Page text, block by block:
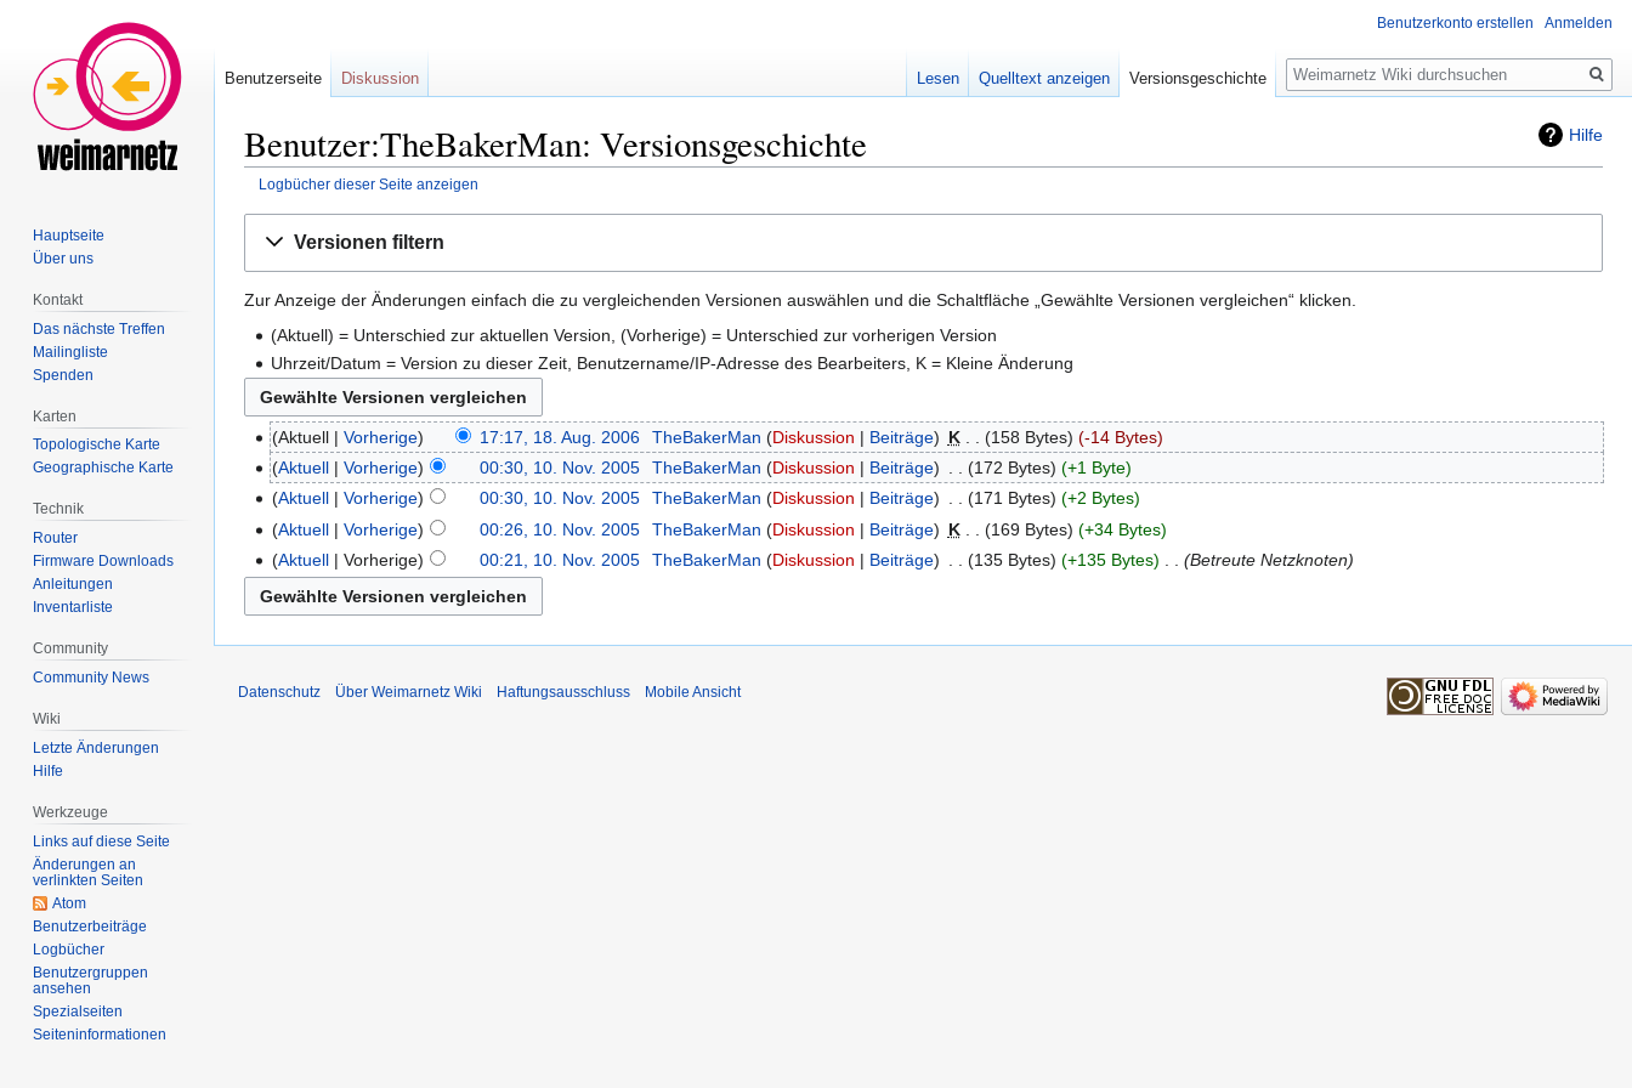
Hilfe
Benutzer:TheBakerMan: Versionsgeschichte
Logbücher dieser Seite anzeigen
Navigation
Suche
Versionen filtern
Zur Anzeige der Änderungen einfach die zu vergleichenden Versionen auswählen und die Schaltfläche „Gewählte Versionen vergleichen“ klicken.
(Aktuell) = Unterschied zur aktuellen Version, (Vorherige) = Unterschied zur vorherigen Version
Uhrzeit/Datum = Version zu dieser Zeit, Benutzername/IP-Adresse des Bearbeiters, K = Kleine Änderung
Aktuell Vorherige 17:17, 18. Aug. 2006 TheBakerMan Diskussion Beiträge K 158 Bytes
-14 Bytes
Aktuell
Vorherige 00:30, 10. Nov. 2005 TheBakerMan Diskussion Beiträge 172 Bytes
+1 Byte
Aktuell
Vorherige 00:30, 10. Nov. 2005 TheBakerMan Diskussion Beiträge 171 Bytes
+2 Bytes
Aktuell
Vorherige 00:26, 10. Nov. 2005 TheBakerMan Diskussion Beiträge K 169 Bytes
+34 Bytes
Aktuell
Vorherige 00:21, 10. Nov. 2005 TheBakerMan Diskussion Beiträge 135 Bytes +135 Bytes Betreute Netzknoten
Benutzerkonto erstellen Anmelden
Benutzerseite Diskussion Lesen Quelltext anzeigen Versionsgeschichte
Suche
Hauptseite
Über uns
Kontakt
Das nächste Treffen
Mailingliste
Spenden
Karten
Topologische Karte
Geographische Karte
Technik
Router
Firmware Downloads
Anleitungen
Inventarliste
Community
Community News
Wiki
Letzte Änderungen
Hilfe
Werkzeuge
Links auf diese Seite
Änderungen an
verlinkten Seiten
Atom
Benutzerbeiträge
Logbücher
Benutzergruppen
ansehen
Spezialseiten
Seiten­informationen
Datenschutz Über Weimarnetz Wiki Haftungsausschluss Mobile Ansicht